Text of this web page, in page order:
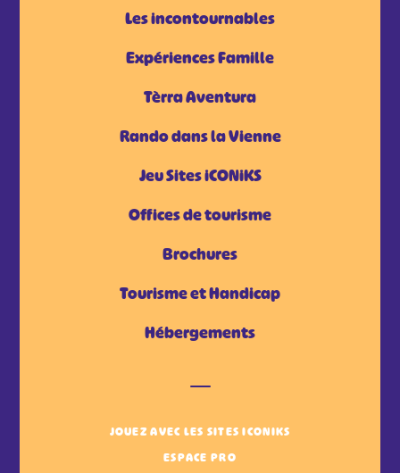
Les incontournables
Expériences Famille
Tèrra Aventura
Rando dans la Vienne
Jeu Sites iCONiKS
Offices de tourisme
Brochures
Tourisme et Handicap
Hébergements
JOUEZ AVEC LES SITES ICONIKS
ESPACE PRO